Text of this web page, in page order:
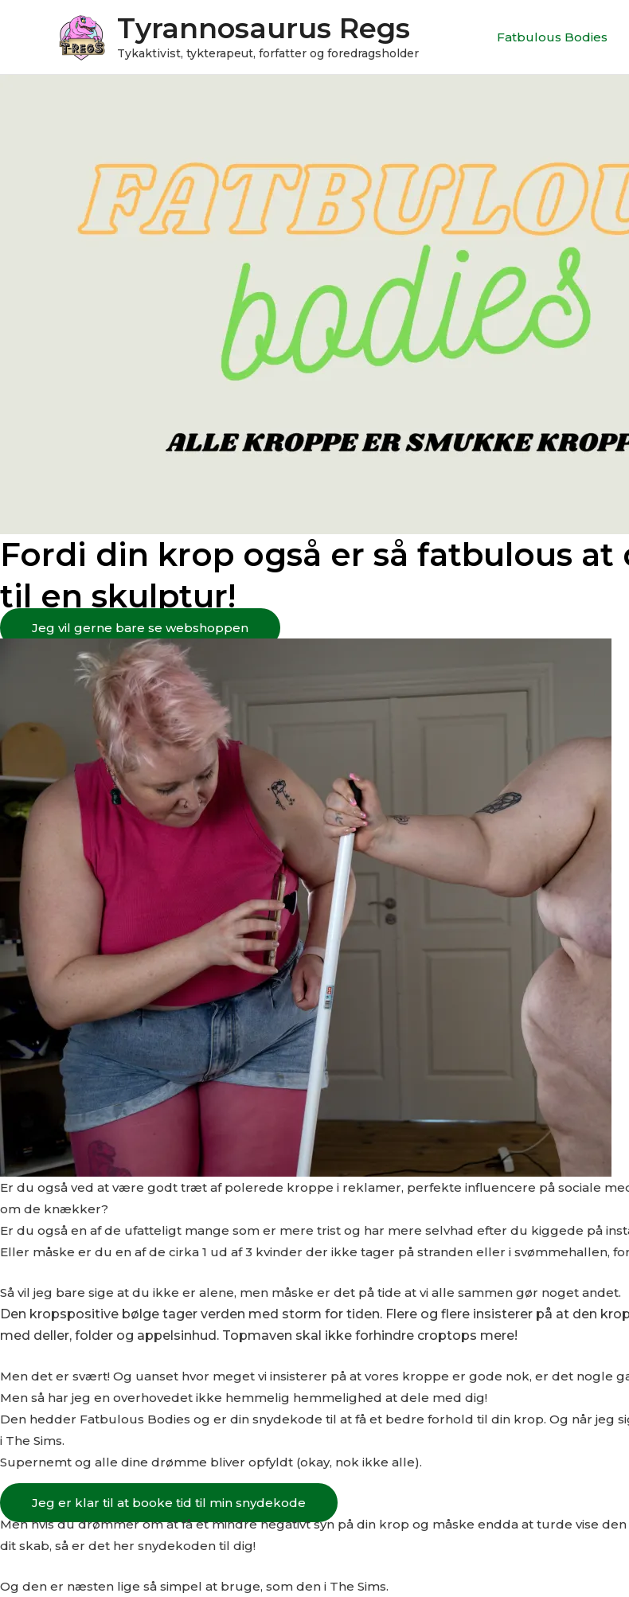
Tyrannosaurus Regs
Tykaktivist, tykterapeut, forfatter og foredragsholder
Fatbulous Bodies
Fordi din krop også er så fatbulous
til en skulptur!
Jeg vil gerne bare se webshoppen
Er du også ved at være godt træt af polerede kroppe i reklamer, perfekte influencere på sociale
om de knækker?
Er du også en af de ufatteligt mange som er mere trist og har mere selvhad efter du kiggede på
Eller måske er du en af de cirka 1 ud af 3 kvinder der ikke tager på stranden eller i svømmehallen,
Så vil jeg bare sige at du ikke er alene, men måske er det på tide at vi alle sammen gør noget andet.
Den kropspositive bølge tager verden med storm for tiden. Flere og flere insisterer på at den
med deller, folder og appelsinhud. Topmaven skal ikke forhindre croptops mere!
Men det er svært! Og uanset hvor meget vi insisterer på at vores kroppe er gode nok, er det nogle
Men så har jeg en overhovedet ikke hemmelig hemmelighed at dele med dig!
Den hedder Fatbulous Bodies og er din snydekode til at få et bedre forhold til din krop. Og når jeg
i The Sims.
Supernemt og alle dine drømme bliver opfyldt (okay, nok ikke alle).
Jeg er klar til at booke tid til min snydekode
Men hvis du drømmer om at få et mindre negativt syn på din krop og måske endda at turde vise
dit skab, så er det her snydekoden til dig!
Og den er næsten lige så simpel at bruge, som den i The Sims.